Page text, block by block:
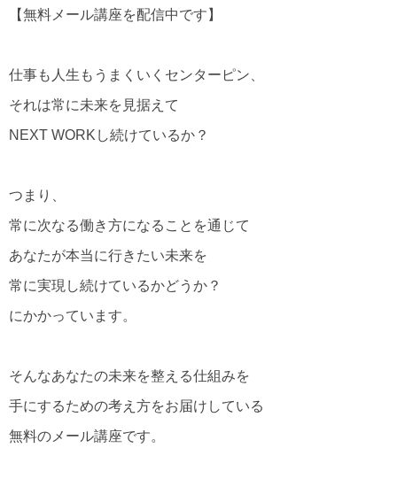
【無料メール講座を配信中です】
仕事も人生もうまくいくセンターピン、
それは常に未来を見据えて
NEXT WORKし続けているか？
つまり、
常に次なる働き方になることを通じて
あなたが本当に行きたい未来を
常に実現し続けているかどうか？
にかかっています。
そんなあなたの未来を整える仕組みを
手にするための考え方をお届けしている
無料のメール講座です。